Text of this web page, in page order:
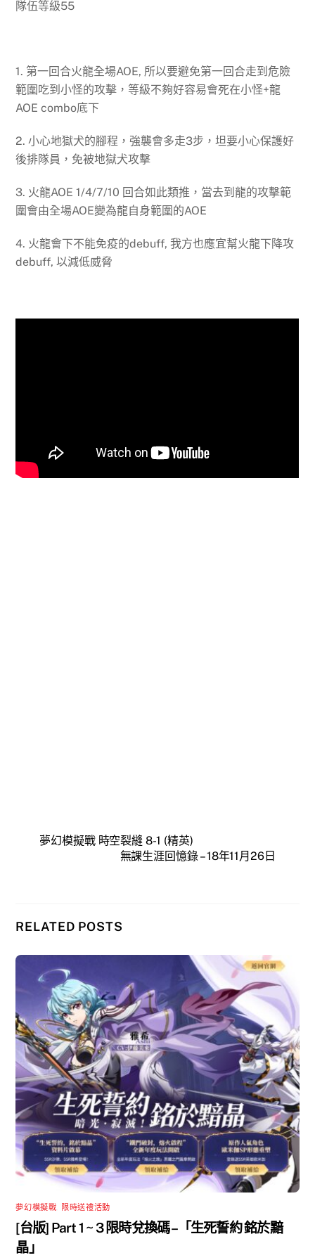
隊伍等級55
1. 第一回合火龍全場AOE, 所以要避免第一回合走到危險
範圍吃到小怪的攻擊，等級不夠好容易會死在小怪+龍
AOE combo底下
2. 小心地獄犬的腳程，強襲會多走3步，坦要小心保護好
後排隊員，免被地獄犬攻擊
3. 火龍AOE 1/4/7/10 回合如此類推，當去到龍的攻擊範
圍會由全場AOE變為龍自身範圍的AOE
4. 火龍會下不能免疫的debuff, 我方也應宜幫火龍下降攻
debuff, 以減低威脅
夢幻模擬戰 時空裂縫 8-1 (精英)
無課生涯回憶錄 – 18年11月26日
RELATED POSTS
夢幻模擬戰 限時送禮活動
[台版] Part 1 ~ 3 限時兌換碼 –「生死誓約 銘於黯
晶」